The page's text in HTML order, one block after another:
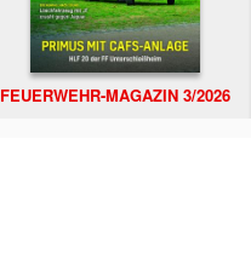
FEUERWEHR-MAGAZIN 3/2026